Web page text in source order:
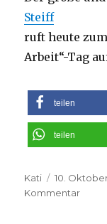
Steiff
ruft heute
Arbeit“-Tag
teilen
teilen
Autor
Kati
am
10.
Kommentarzu